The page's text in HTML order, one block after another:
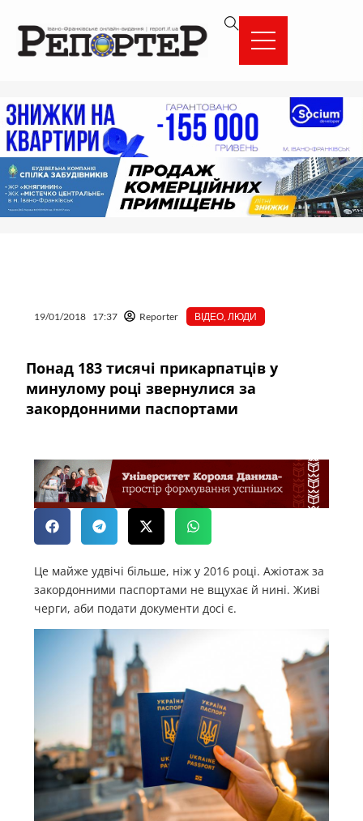
вмісту
19/01/2018 17:37 Reporter ВІДЕО ЛЮДИ
Понад 183 тисячі прикарпатців у
минулому році звернулися за
закордонними паспортами
Це майже удвічі більше, ніж у 2016 році. Ажіотаж за
закордонними паспортами не вщухає й нині. Живі
черги, аби подати документи досі є.